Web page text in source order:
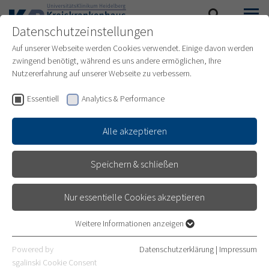
STATIONÄRE BEHANDLUNG
Unter den einzelnen Punkten können Sie sich über den
stationären Aufenthalt am Kreiskrankenhaus Bergstraße
Datenschutzeinstellungen
Auf unserer Webseite werden Cookies verwendet. Einige davon werden
zwingend benötigt, während es uns andere ermöglichen, Ihre
Nutzererfahrung auf unserer Webseite zu verbessern.
Essentiell Analytics & Performance
Alle akzeptieren
Speichern & schließen
Nur essentielle Cookies akzeptieren
Essentielle Cookies werden für grundlegende Funktionen der
Webseite benötigt. Dadurch ist gewährleistet, dass die Webseite
Weitere Informationen anzeigen
Powered by
sgalinski Cookie Consent
Datenschutzerklärung | Impressum